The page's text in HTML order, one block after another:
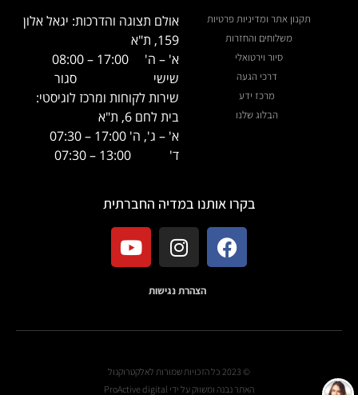
תקנון אתר ומדיניות פרטיות
משלוחים והחזרות
סיור וירטואלי
דרכי הגעה
מרכז ידע
הבלוג שלנו
אולם תצוגה והדרכות: יגאל אלון
159, ת"א
א' – ה' 17:00 – 08:00
שישי סגור
שירות לקוחות ומרכז לוגיסטי:
בית לחם 6, ת"א
א' – ג', ה' 17:00 – 07:30
ד' 13:00 – 07:30
בקרו אותנו במדיה החברתית
הצהרת נגישות
© 2023 כל הזכויות שמורות לאלקטרוקנול
האתר נבנה ומשווק על ידי ProActive digital